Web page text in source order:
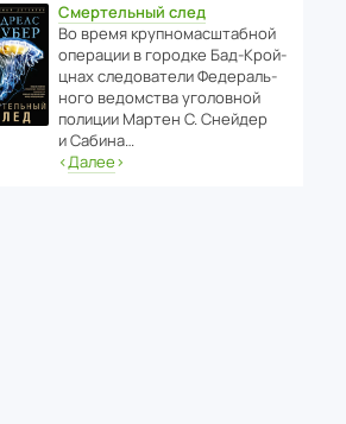
Смертельный след
Во время круп­но­мас­ш­та­бной
операции в городке Бад‑Крой­
цнах следо­ва­тели Феде­раль­
ного ведомства уголо­вной
полиции Мартен С. Снейдер
и Сабина…
‹Далее›